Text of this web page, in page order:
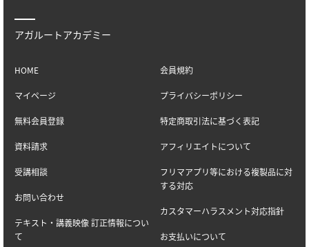
アガルートアカデミー
HOME
マイページ
無料会員登録
資料請求
受講相談
お問い合わせ
テキスト・講義映像 訂正情報につい
て
会員規約
プライバシーポリシー
特定商取引法に基づく表記
アフィリエイトについて
フリマアプリ等における複製品に対
する対応
カスタマーハラスメント対応指針
お支払いについて